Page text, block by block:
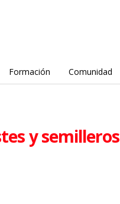
Formación Comunidad
y semilleros